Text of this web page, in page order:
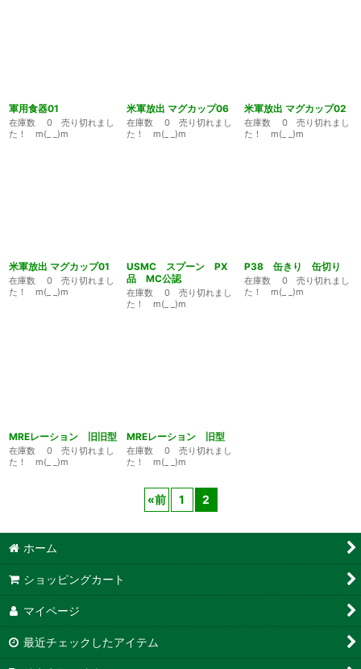
軍用食器01
在庫数 0 売り切れまし
た！ m(_ _)m
米軍放出 マグカップ06
在庫数 0 売り切れまし
た！ m(_ _)m
米軍放出 マグカップ02
在庫数 0 売り切れまし
た！ m(_ _)m
米軍放出 マグカップ01
在庫数 0 売り切れまし
た！ m(_ _)m
USMC スプーン PX
品 MC公認
在庫数 0 売り切れまし
た！ m(_ _)m
P38 缶きり 缶切り
在庫数 0 売り切れまし
た！ m(_ _)m
MREレーション 旧旧型
在庫数 0 売り切れまし
た！ m(_ _)m
MREレーション 旧型
在庫数 0 売り切れまし
た！ m(_ _)m
«前 1 2
ホーム
ショッピングカート
マイページ
最近チェックしたアイテム